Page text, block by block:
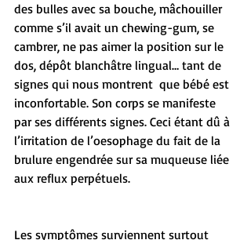
des bulles avec sa bouche, mâchouiller
comme s’il avait un chewing-gum, se
cambrer, ne pas aimer la position sur le
dos, dépôt blanchâtre lingual… tant de
signes qui nous montrent  que bébé est
inconfortable. Son corps se manifeste
par ses différents signes. Ceci étant dû à
l’irritation de l’oesophage du fait de la
brulure engendrée sur sa muqueuse liée
aux reflux perpétuels.
Les symptômes surviennent surtout